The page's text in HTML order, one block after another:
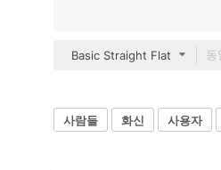
Basic Straight Flat
사람들 화신 사용자